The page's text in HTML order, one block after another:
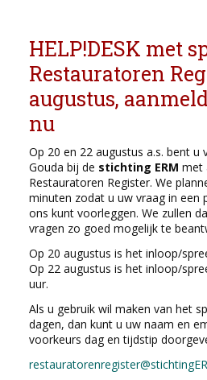
HELP!DESK met
Restauratoren
augustus,
nu
Op 20 en 22 augustus a.s. bent u
Gouda bij de stichting ERM met
Restauratoren Register. We
minuten zodat u uw vraag in een
ons kunt voorleggen. We zullen
vragen zo goed mogelijk te
Op 20 augustus is het inloop/
Op 22 augustus is het inloop/
uur.
Als u gebruik wil maken van het
dagen, dan kunt u uw naam en
voorkeurs dag en tijdstip